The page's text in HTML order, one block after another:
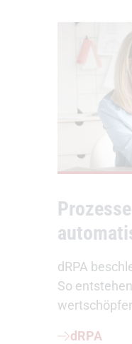
dRPA
So
dRPA